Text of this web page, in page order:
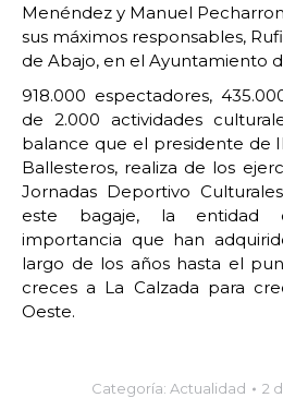
Menéndez y Manuel
sus máximos responsables,
de Abajo, en el Ayuntamiento
918.000 espectadores,
de 2.000 actividades
balance que el presidente de
Ballesteros, realiza de los
Jornadas Deportivo
este bagaje, la entidad
importancia que han
largo de los años hasta el
creces a La Calzada para
Oeste.
Categoría: Actualidad 2